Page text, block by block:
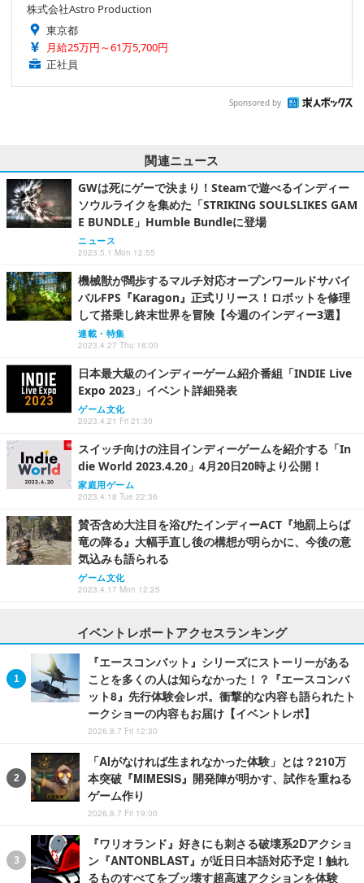
株式会社Astro Production
東京都
月給25万円～61万5,700円
正社員
Sponsored by
関連ニュース
GWは死にゲーで決まり！Steamで遊べるインディー
ソウルライクを集めた「STRIKING SOULSLIKES GAM
E BUNDLE」Humble Bundleに登場
ニュース
2023.5.1 Mon 12:55
機械獣が闊歩するマルチ対応オープンワールドサバイ
バルFPS『Karagon』正式リリース！ロボットを修理
して搭乗し終末世界を冒険【今週のインディー3選】
連載・特集
2023.4.27 Thu 18:00
日本最大級のインディーゲーム紹介番組「INDIE Live
Expo 2023」イベント詳細発表
ゲーム文化
2023.4.21 Fri 21:30
スイッチ向けの注目インディーゲームを紹介する「In
die World 2023.4.20」4月20日20時より公開！
家庭用ゲーム
2023.4.18 Tue 22:36
賛否含め大注目を浴びたインディーACT『地罰上らば
竜の降る』大幅手直し後の構想が明らかに、今後の意
気込みも語られる
ゲーム文化
2023.4.17 Mon 12:25
イベントレポートアクセスランキング
『エースコンバット』シリーズにストーリーがある
ことを多くの人は知らなかった！？『エースコンバ
ット8』先行体験会レポ。衝撃的な内容も語られたト
ークショーの内容もお届け【イベントレポ】
2026.8.7 Fri 12:30
「AIがなければ生まれなかった体験」とは？210万
本突破『MIMESIS』開発陣が明かす、試作を重ねる
ゲーム作り
2026.8.7 Fri 19:00
『ワリオランド』好きにも刺さる破壊系2Dアクショ
ン『ANTONBLAST』が近日日本語対応予定！触れ
るものすべてをブッ壊す超高速アクションを体験